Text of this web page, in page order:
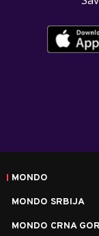
MONDO
MONDO SRBIJA
MONDO CRNA